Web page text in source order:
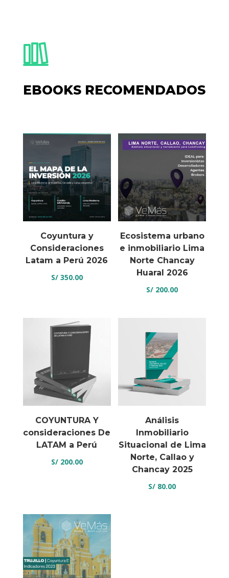
EBOOKS RECOMENDADOS
Coyuntura y
Consideraciones
Latam a Perú 2026
S/350.00
Ecosistema urbano
e inmobiliario Lima
Norte Chancay
Huaral 2026
S/ 200.00
COYUNTURA Y
consideraciones De
LATAM a Perú
S/200.00
Análisis
Inmobiliario
Situacional de Lima
Norte, Callao y
Chancay 2025
S/ 80.00